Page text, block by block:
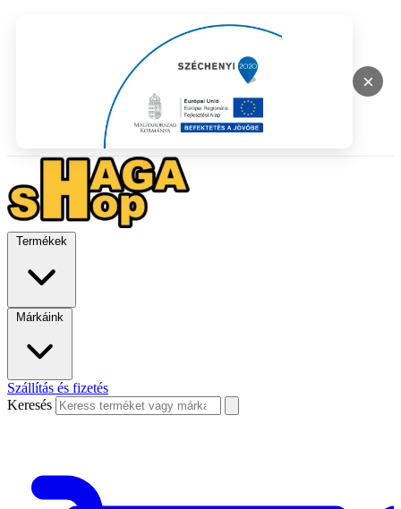
×
Termékek
Márkáink
Szállítás és fizetés
Keresés